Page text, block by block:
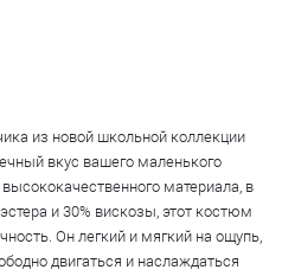
из новой школьной коллекции
вкус вашего маленького
материала, в
и 30% вискозы, этот костюм
Он легкий и мягкий на ощупь,
двигаться и наслаждаться